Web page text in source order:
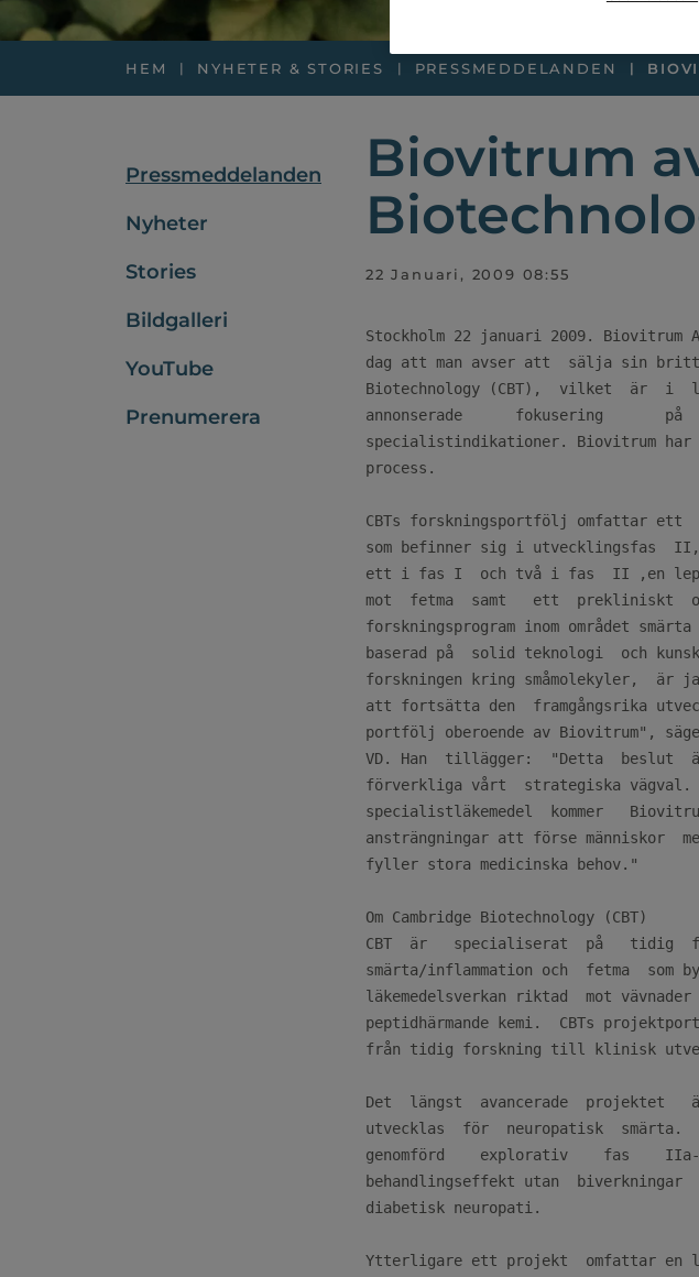
HEM NYHETER & STORIES PRESSMEDDELANDEN
Pressmeddelanden
Nyheter
Stories
Bildgalleri
YouTube
Prenumerera
Biovitrum
22 Januari, 2009 08:55
Stockholm 22 januari 2009. Biovitrum
dag att man avser att  sälja sin
Biotechnology (CBT),  vilket  är  i
annonserade      fokusering
specialistindikationer. Biovitrum har
process.
CBTs forskningsportfölj omfattar ett
som befinner sig i utvecklingsfas
ett i fas I  och två i fas  II ,en
mot  fetma  samt   ett  prekliniskt
forskningsprogram inom området
baserad på  solid teknologi  och
forskningen kring småmolekyler,  är
att fortsätta den  framgångsrika
portfölj oberoende av Biovitrum",
VD. Han  tillägger:  "Detta
förverkliga vårt  strategiska vägval.
specialistläkemedel  kommer
ansträngningar att förse människor
fyller stora medicinska behov."
Om Cambridge Biotechnology (CBT)
CBT  är   specialiserat  på   tidig
smärta/inflammation och  fetma  som
läkemedelsverkan riktad  mot
peptidhärmande kemi.  CBTs
från tidig forskning till klinisk
Det  längst  avancerade  projektet
utvecklas  för  neuropatisk  smärta.
genomförd    explorativ    fas
behandlingseffekt utan  biverkningar
diabetisk neuropati.
Ytterligare ett projekt  omfattar en